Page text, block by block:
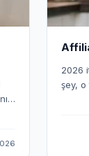
2026
şey,